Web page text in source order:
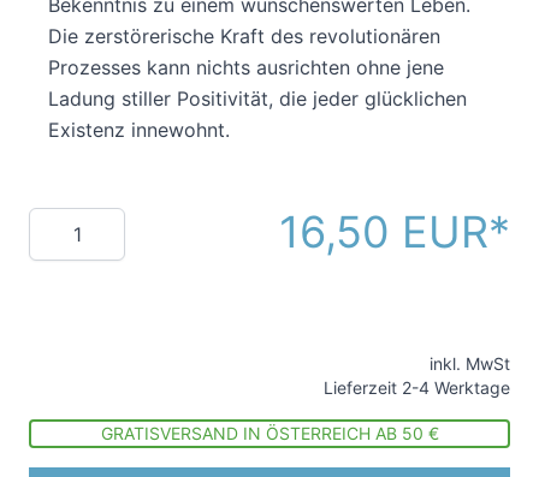
Die zerstörerische Kraft des revolutionären
Prozesses kann nichts ausrichten ohne jene
Ladung stiller Positivität, die jeder glücklichen
Existenz innewohnt.
Menge 16,50 EUR
inkl. MwSt
Lieferzeit 2-4 Werktage
GRATISVERSAND IN ÖSTERREICH AB 50 €